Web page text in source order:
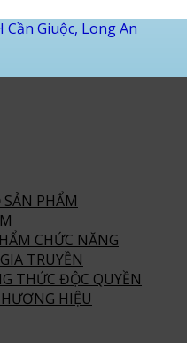
Cần Giuộc, Long An
PHẨM
CHỨC NĂNG
TRUYỀN
THỨC ĐỘC QUYỀN
HIỆU